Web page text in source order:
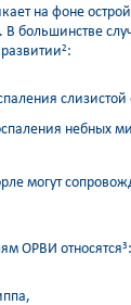
на фоне
большинстве
2 :
слизистой
небных
могут
ОРВИ относятся3 :